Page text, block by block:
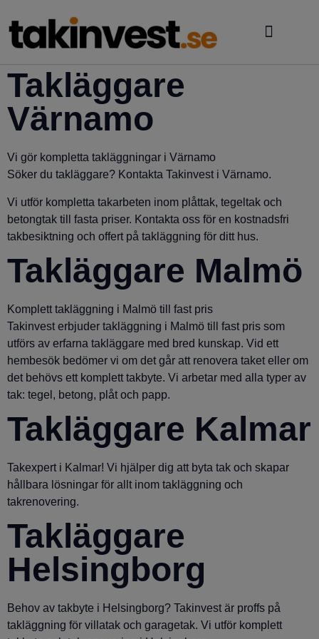
Takläggare
Värnamo
Vi gör kompletta takläggningar i Värnamo
Söker du takläggare? Kontakta Takinvest i Värnamo.
Vi utför kompletta takarbeten inom plåttak, tegeltak och
betongtak till fasta priser. Kontakta oss för en kostnadsfri
takbesiktning och offert på takläggning för ditt hus.
Takläggare Malmö
Komplett takläggning i Malmö till fast pris
Takinvest erbjuder takläggning i Malmö till fast pris som
utförs av erfarna takläggare med bred kunskap. Vid ett
hembesök bedömer vi om det går att renovera taket eller om
det behövs ett komplett takbyte. Vi arbetar med alla typer av
tak: tegel, betong, plåt och papp.
Takläggare Kalmar
Takexpert i Kalmar! Vi hjälper dig att byta tak och skapar
hållbara lösningar för allt inom takläggning och
takrenovering.
Takläggare
Helsingborg
Behov av takbyte i Helsingborg? Takinvest är proffs på
takläggning för villatak och garagetak. Vi utför komplett